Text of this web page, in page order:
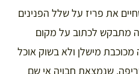
את פריז על שלל הפנינים
מתבקש לכתוב על מקום
מישלן ולא בשוק אוכל
שנמצאת חבויה אי שם